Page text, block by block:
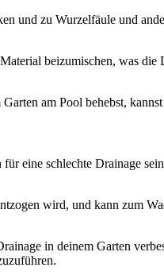
und zu Wurzelfäule und
beizumischen, was
am Pool behebst,
eine schlechte Drainage
wird, und kann zum
in deinem Garten